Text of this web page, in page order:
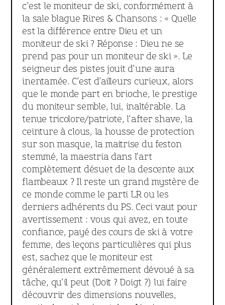
c’est le moniteur de ski, conformément à
la sale blague Rires & Chansons : « Quelle
est la différence entre Dieu et un
moniteur de ski ? Réponse : Dieu ne se
prend pas pour un moniteur de ski ». Le
seigneur des pistes jouit d’une aura
inentamée. C’est d’ailleurs curieux, alors
que le monde part en brioche, le prestige
du moniteur semble, lui, inaltérable. La
tenue tricolore/patriote, l’after shave, la
ceinture à clous, la housse de protection
sur son masque, la maitrise du feston
stemmé, la maestria dans l’art
complètement désuet de la descente aux
flambeaux ? Il reste un grand mystère de
ce monde comme le parti LR ou les
derniers adhérents du PS. Ceci vaut pour
avertissement : vous qui avez, en toute
confiance, payé des cours de ski à votre
femme, des leçons particulières qui plus
est, sachez que le moniteur est
généralement extrêmement dévoué à sa
tâche, qu’il peut (Doit ? Doigt ?) lui faire
découvrir des dimensions nouvelles,